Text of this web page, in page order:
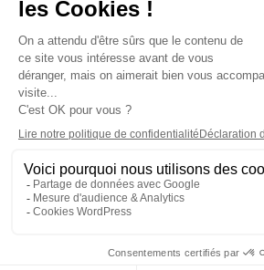
EL PERU WAKAMercato :
pu signer à l'OL
Bonjour à tous, Voilà un Meunier qui ne
moulin (à fric) va trop vite pour l'OL ! "Allez
Contactez-nous
Olympique-et-Lyonnais - 6 rue Gorge